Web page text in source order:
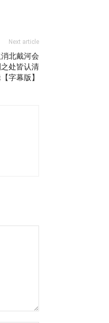
Next article
北戴河会
处皆认清
字幕版】